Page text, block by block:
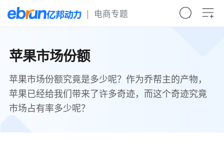
电商专题
苹果市场份额
苹果市场份额究竟是多少呢？作为乔帮主的产物，
苹果已经给我们带来了许多奇迹，而这个奇迹究竟
市场占有率多少呢？